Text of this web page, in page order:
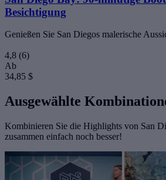
Besichtigung
Genießen Sie San Diegos malerische
4,8 (6)
Ab
34,85 $
Ausgewählte
Kombinieren Sie die Highlights von San
zusammen einfach noch besser!